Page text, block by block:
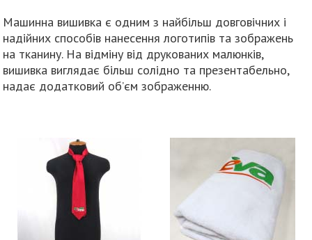
Машинна вишивка є одним з найбільш довговічних і
надійних способів нанесення логотипів та зображень
на тканину. На відміну від друкованих малюнків,
вишивка виглядає більш солідно та презентабельно,
надає додатковий об’єм зображенню.